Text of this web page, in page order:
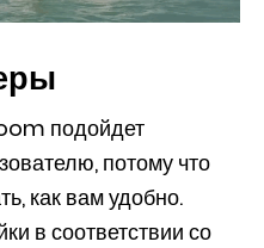
подойдет
потому что
как вам удобно.
в соответствии со